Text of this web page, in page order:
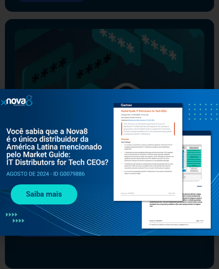
JANEIRO 15, 2025SOLUÇÕES CLOUD-NATIVE
Fraude SMS Pumping: Como Proteger Suas
Operações
Descubra como a Cequence ajuda a combater fraudes
de SMS pumping, protegendo sua empresa contra
prejuízos financeiros e operacionais.
Leia mais
Saiba mais